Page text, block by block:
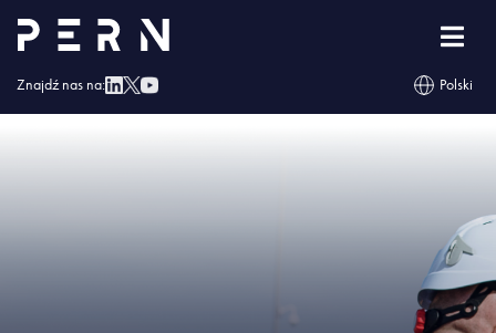
Znajdź nas na: Polski
Strona główna »Naftor otrzymał Świadectwo Bezpieczeństwa Przemysłowego